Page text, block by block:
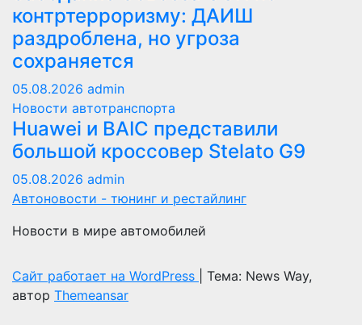
контртерроризму: ДАИШ
раздроблена, но угроза
сохраняется
05.08.2026 admin
Новости автотранспорта
Huawei и BAIC представили
большой кроссовер Stelato G9
05.08.2026 admin
Автоновости - тюнинг и рестайлинг
Новости в мире автомобилей
Сайт работает на WordPress
Тема: News Way,
автор Themeansar